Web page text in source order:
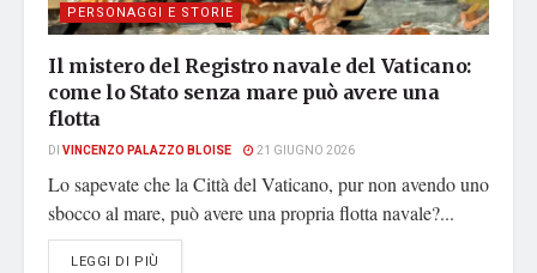
PERSONAGGI E STORIE
Il mistero del Registro navale del Vaticano:
come lo Stato senza mare può avere una
flotta
DI VINCENZO PALAZZO BLOISE 21 GIUGNO 2026
Lo sapevate che la Città del Vaticano, pur non avendo uno
sbocco al mare, può avere una propria flotta navale?...
LEGGI DI PIÙ